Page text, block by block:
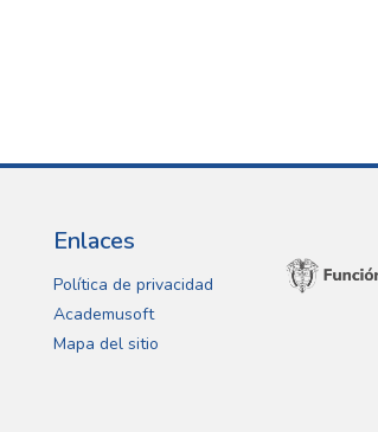
Enlaces
Política de privacidad
Academusoft
Mapa del sitio